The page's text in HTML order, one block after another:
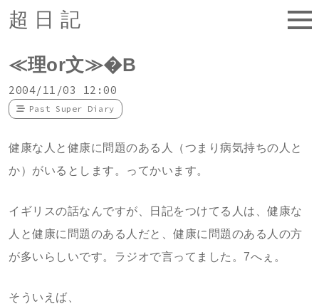
超日記
≪理or文≫�B
2004/11/03 12:00
Past Super Diary
健康な人と健康に問題のある人（つまり病気持ちの人と
か）がいるとします。ってかいます。
イギリスの話なんですが、日記をつけてる人は、健康な
人と健康に問題のある人だと、健康に問題のある人の方
が多いらしいです。ラジオで言ってました。7へぇ。
そういえば、